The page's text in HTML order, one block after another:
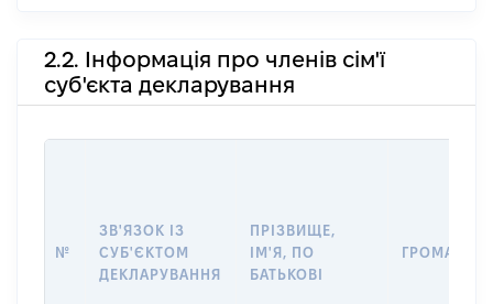
2.2. Інформація про членів сім'ї
суб'єкта декларування
№
ЗВ'ЯЗОК ІЗ
СУБ'ЄКТОМ
ДЕКЛАРУВАННЯ
ПРІЗВИЩЕ,
ІМ'Я, ПО
БАТЬКОВІ